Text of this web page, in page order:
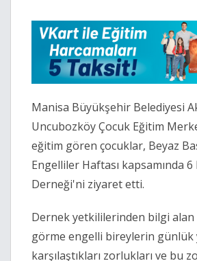
Manisa Büyükşehir Belediyesi
Uncubozköy Çocuk Eğitim
eğitim gören çocuklar, Beyaz
Engelliler Haftası kapsamında
Derneği'ni ziyaret etti.
Dernek yetkililerinden bilgi
görme engelli bireylerin günlük
karşılaştıkları zorlukları ve bu